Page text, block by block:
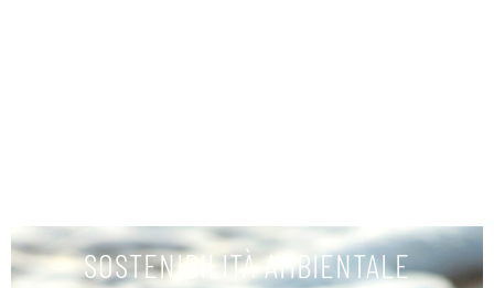
SOSTENIBILITÀ AMBIENTALE